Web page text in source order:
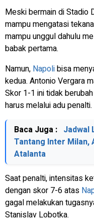
Meski bermain di Stadio
mampu mengatasi
mampu unggul dahulu
babak pertama.
Namun, Napolibisa
kedua. Antonio Vergara
Skor 1-1 ini tidak
harus melalui adu penalti.
Baca Juga : Jadwal
Tantang Inter Milan,
Atalanta
Saat penalti, intensitas
dengan skor 7-6 atas
gagal melakukan
Stanislav Lobotka.